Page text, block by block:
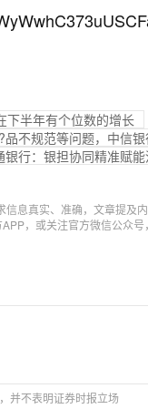
下半年有个位数的增长
不规范等问题，中信
行：银担协同精准赋
信息真实、准确，文章提及
APP，或关注官方微信公众
并不表明证券时报立场